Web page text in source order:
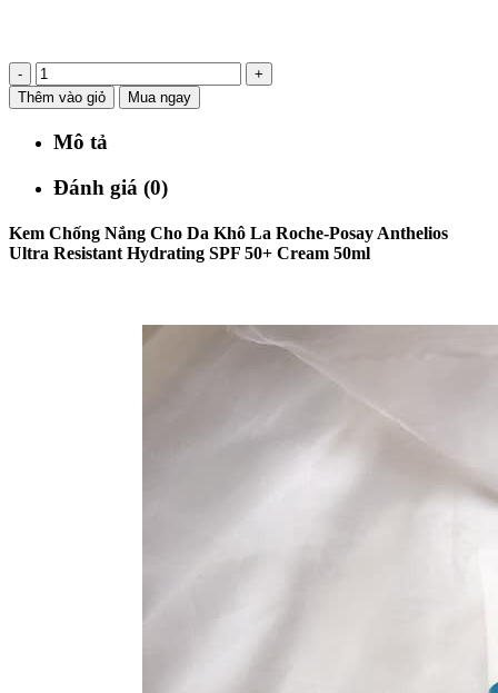
-
+
Thêm vào giỏ
Mua ngay
Mô tả
Đánh giá (0)
Kem Chống Nắng Cho Da Khô La Roche-Posay Anthelios
Ultra Resistant Hydrating SPF 50+ Cream 50ml